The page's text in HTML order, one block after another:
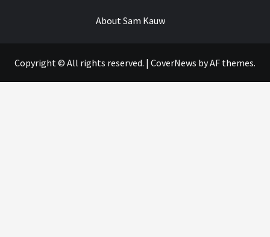
About Sam Kauw
Copyright © All rights reserved. | CoverNews by AF themes.